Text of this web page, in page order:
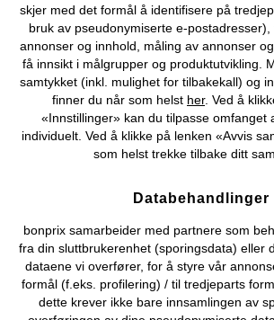
Kjøpsvilkår Personopplysninger
Om Oss Angre kjøp
©2026 bonprix.
skjer med det formål å identifisere på
bruk av pseudonymiserte e-
annonser og innhold, måling av annonser
få innsikt i målgrupper og produktutvikling.
samtykket (inkl. mulighet for tilbakekall) og
finner du når som helst her. Ved å
«Innstillinger» kan du tilpasse omfanget
individuelt. Ved å klikke på lenken «Avvis
som helst trekke tilbake ditt
Databehandlinger
bonprix samarbeider med partnere som
fra din sluttbrukerenhet (sporingsdata) eller
dataene vi overfører, for å styre vår
formål (f.eks. profilering) / til tredjeparts
dette krever ikke bare innsamlingen av